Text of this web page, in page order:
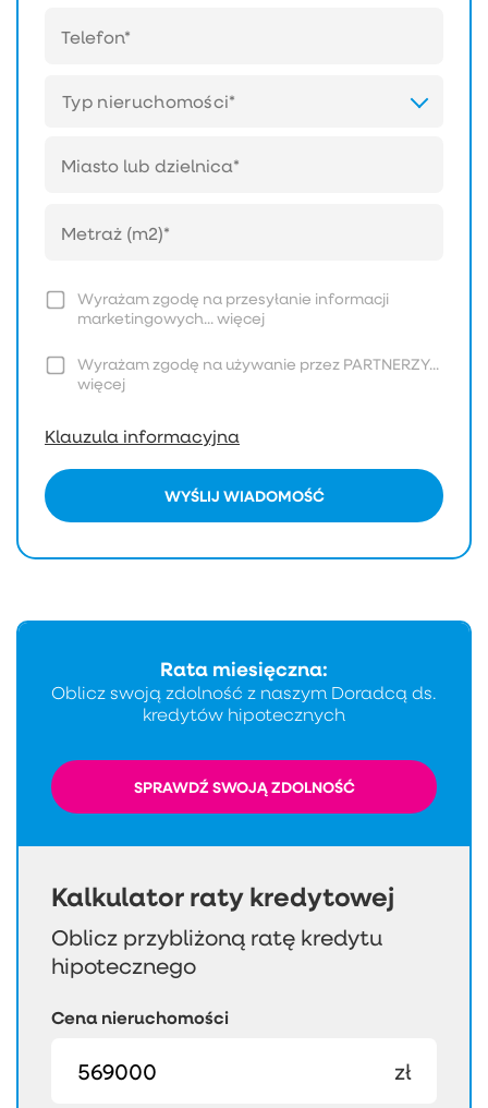
Typ nieruchomości*
Wyrażam zgodę na przesyłanie informacji
marketingowych...więcej
Wyrażam zgodę na używanie przez PARTNERZY...
więcej
Klauzula informacyjna
WYŚLIJ WIADOMOŚĆ
Kalkulator raty kredytowej
Oblicz przybliżoną ratę kredytu
hipotecznego
Cena nieruchomości
zł
Rata miesięczna:
Oblicz swoją zdolność z naszym Doradcą ds.
kredytów hipotecznych
SPRAWDŹ SWOJĄ ZDOLNOŚĆ